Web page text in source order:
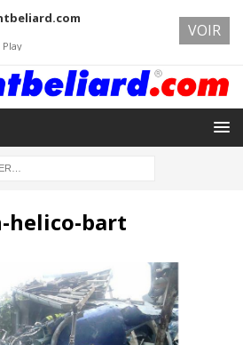
helico-bart
VOIR